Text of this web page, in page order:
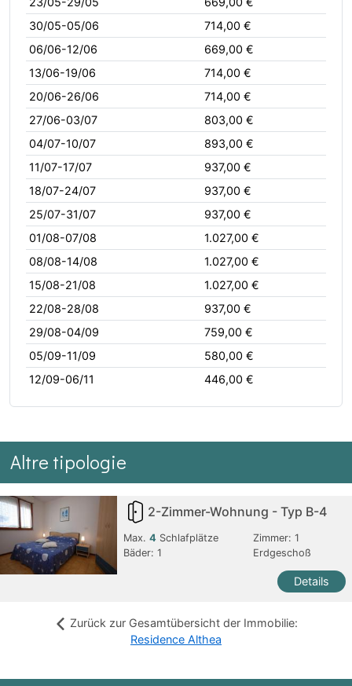
30/05-05/06
714,00 €
06/06-12/06
669,00 €
13/06-19/06
714,00 €
20/06-26/06
714,00 €
27/06-03/07
803,00 €
04/07-10/07
893,00 €
11/07-17/07
937,00 €
18/07-24/07
937,00 €
25/07-31/07
937,00 €
01/08-07/08
1.027,00 €
08/08-14/08
1.027,00 €
15/08-21/08
1.027,00 €
22/08-28/08
937,00 €
29/08-04/09
759,00 €
05/09-11/09
580,00 €
12/09-06/11
446,00 €
Altre tipologie
2-Zimmer-Wohnung - Typ B-4
Max.4 Schlafplätze Zimmer:1
Bäder:1 Erdgeschoß
Details
Zurück zur Gesamtübersicht der Immobilie:
Residence Althea